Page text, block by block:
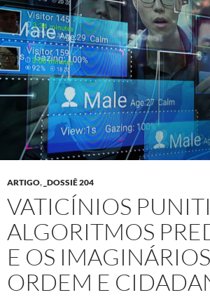
ARTIGO, _DOSSIÊ 204
VATICÍNIOS
ALGORITMOS
E OS
ORDEM E